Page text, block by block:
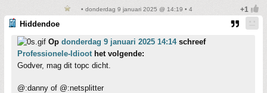
• donderdag 9 januari 2025 @ 14:19 • 4
Hiddendoe
Op donderdag 9 januari 2025 14:14schreef
Professionele-Idioothet volgende:
Godver, mag dit topc dicht.
@:danny of @:netsplitter